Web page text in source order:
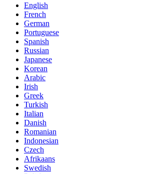
English
French
German
Portuguese
Spanish
Russian
Japanese
Korean
Arabic
Irish
Greek
Turkish
Italian
Danish
Romanian
Indonesian
Czech
Afrikaans
Swedish